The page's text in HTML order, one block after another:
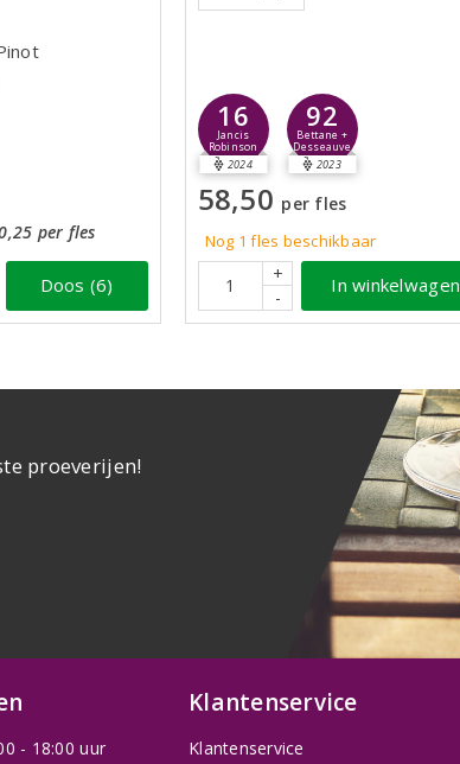
per fles
Doos (6)
16
Jancis
Robinson
2024
92
Bettane +
Desseauve
2023
58,50 per fles
Nog 1 fles beschikbaar
+
-
In winkelwagen
proeverijen!
- 18:00 uur
Klantenservice
Klantenservice